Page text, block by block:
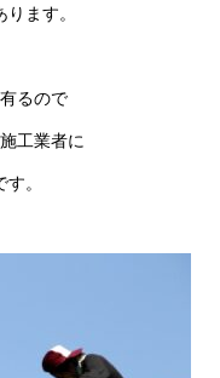
ます。
るので
工業者に
。